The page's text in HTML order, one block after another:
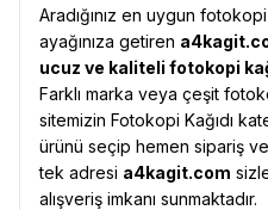
Aradığınız en uygun
ayağınıza getiren
ucuz ve kaliteli fotokopi
Farklı marka veya çeşit
sitemizin Fotokopi Kağıdı
ürünü seçip hemen sipariş
tek adresi a4kagit.com
alışveriş imkanı sunmaktadır.